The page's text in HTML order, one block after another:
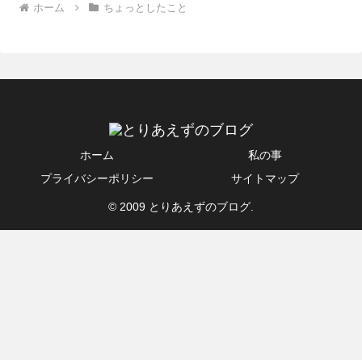
ホーム ちょっとしたこと
ホーム
私の事
プライバシーポリシー
サイトマップ
© 2009 とりあえずのブログ.